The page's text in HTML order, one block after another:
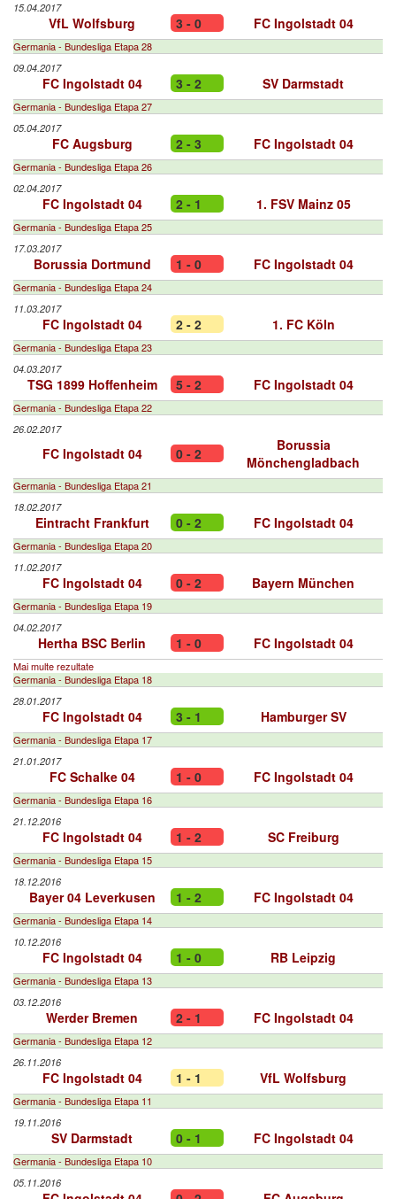
15.04.2017
VfL Wolfsburg 3 - 0 FC Ingolstadt 04
Germania - Bundesliga Etapa 28
09.04.2017
FC Ingolstadt 04 3 - 2 SV Darmstadt
Germania - Bundesliga Etapa 27
05.04.2017
FC Augsburg 2 - 3 FC Ingolstadt 04
Germania - Bundesliga Etapa 26
02.04.2017
FC Ingolstadt 04 2 - 1 1. FSV Mainz 05
Germania - Bundesliga Etapa 25
17.03.2017
Borussia Dortmund 1 - 0 FC Ingolstadt 04
Germania - Bundesliga Etapa 24
11.03.2017
FC Ingolstadt 04 2 - 2 1. FC Köln
Germania - Bundesliga Etapa 23
04.03.2017
TSG 1899 Hoffenheim 5 - 2 FC Ingolstadt 04
Germania - Bundesliga Etapa 22
26.02.2017
FC Ingolstadt 04 0 - 2
Borussia
Mönchengladbach
Germania - Bundesliga Etapa 21
18.02.2017
Eintracht Frankfurt 0 - 2 FC Ingolstadt 04
Germania - Bundesliga Etapa 20
11.02.2017
FC Ingolstadt 04 0 - 2 Bayern München
Germania - Bundesliga Etapa 19
04.02.2017
Hertha BSC Berlin 1 - 0 FC Ingolstadt 04
Mai multe rezultate
Germania - Bundesliga Etapa 18
28.01.2017
FC Ingolstadt 04 3 - 1 Hamburger SV
Germania - Bundesliga Etapa 17
21.01.2017
FC Schalke 04 1 - 0 FC Ingolstadt 04
Germania - Bundesliga Etapa 16
21.12.2016
FC Ingolstadt 04 1 - 2 SC Freiburg
Germania - Bundesliga Etapa 15
18.12.2016
Bayer 04 Leverkusen 1 - 2 FC Ingolstadt 04
Germania - Bundesliga Etapa 14
10.12.2016
FC Ingolstadt 04 1 - 0 RB Leipzig
Germania - Bundesliga Etapa 13
03.12.2016
Werder Bremen 2 - 1 FC Ingolstadt 04
Germania - Bundesliga Etapa 12
26.11.2016
FC Ingolstadt 04 1 - 1 VfL Wolfsburg
Germania - Bundesliga Etapa 11
19.11.2016
SV Darmstadt 0 - 1 FC Ingolstadt 04
Germania - Bundesliga Etapa 10
05.11.2016